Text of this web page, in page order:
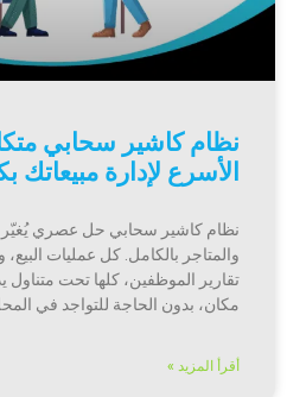
نظام كاشير سحابي
الأسرع لإدارة مبيعاتك
نظام كاشير سحابي حل عصري يُغيّر
والمتاجر بالكامل. كل عمليات
تقارير الموظفين، كلها تحت
مكان، بدون الحاجة للتواجد في
أقرأ المزيد »